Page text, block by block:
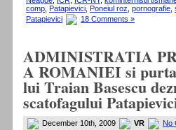
comp
Patapievici Poneiul roz pornografie
Patapievici
18 Comments »
ADMINISTRATIA
A ROMANIEI si
lui Traian Basescu
scatofagului
December 10th, 2009 VR No